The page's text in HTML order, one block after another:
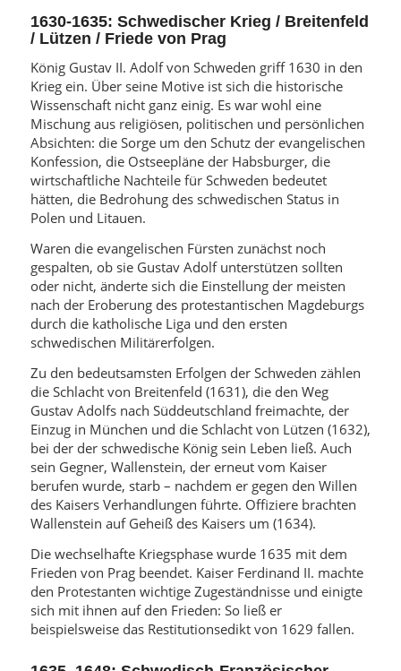
1630-1635: Schwedischer Krieg / Breitenfeld
/ Lützen / Friede von Prag
König Gustav II. Adolf von Schweden griff 1630 in den
Krieg ein. Über seine Motive ist sich die historische
Wissenschaft nicht ganz einig. Es war wohl eine
Mischung aus religiösen, politischen und persönlichen
Absichten: die Sorge um den Schutz der evangelischen
Konfession, die Ostseepläne der Habsburger, die
wirtschaftliche Nachteile für Schweden bedeutet
hätten, die Bedrohung des schwedischen Status in
Polen und Litauen.
Waren die evangelischen Fürsten zunächst noch
gespalten, ob sie Gustav Adolf unterstützen sollten
oder nicht, änderte sich die Einstellung der meisten
nach der Eroberung des protestantischen Magdeburgs
durch die katholische Liga und den ersten
schwedischen Militärerfolgen.
Zu den bedeutsamsten Erfolgen der Schweden zählen
die Schlacht von Breitenfeld (1631), die den Weg
Gustav Adolfs nach Süddeutschland freimachte, der
Einzug in München und die Schlacht von Lützen (1632),
bei der der schwedische König sein Leben ließ. Auch
sein Gegner, Wallenstein, der erneut vom Kaiser
berufen wurde, starb – nachdem er gegen den Willen
des Kaisers Verhandlungen führte. Offiziere brachten
Wallenstein auf Geheiß des Kaisers um (1634).
Die wechselhafte Kriegsphase wurde 1635 mit dem
Frieden von Prag beendet. Kaiser Ferdinand II. machte
den Protestanten wichtige Zugeständnisse und einigte
sich mit ihnen auf den Frieden: So ließ er
beispielsweise das Restitutionsedikt von 1629 fallen.